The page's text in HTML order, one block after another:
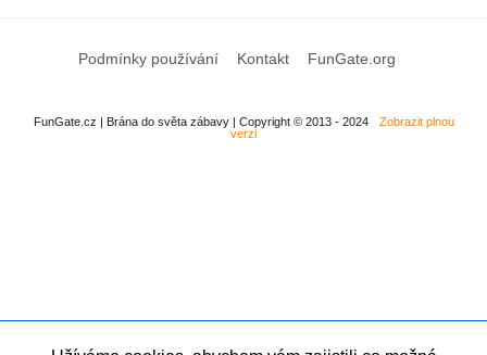
Podmínky používání Kontakt FunGate.org
FunGate.cz | Brána do světa zábavy | Copyright © 2013 - 2024
Zobrazit plnou
verzi